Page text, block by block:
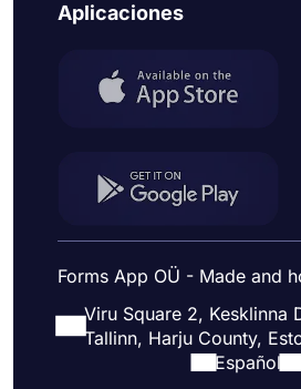
Aplicaciones
Forms App OÜ - Made and
Viru Square 2, Kesklinna
Tallinn, Harju County,
Español